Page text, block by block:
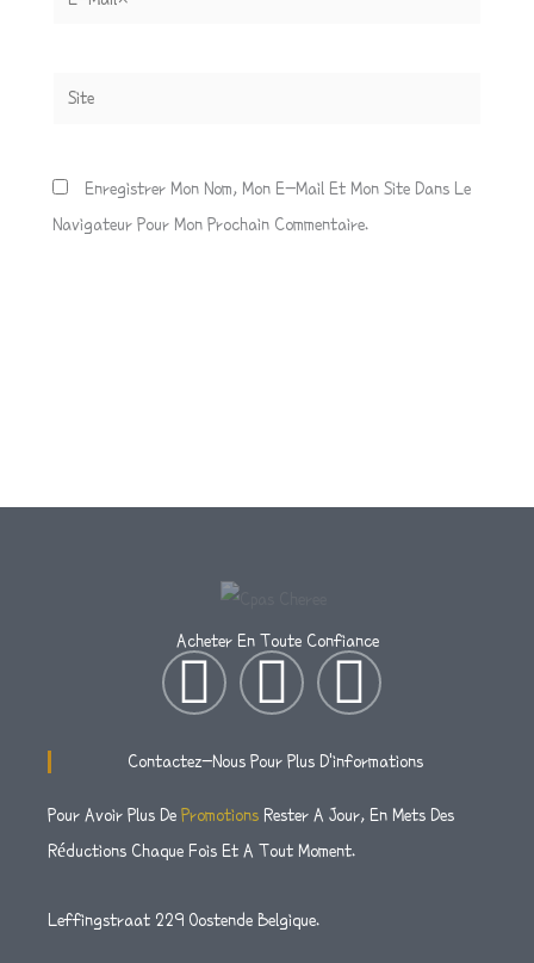
Site
Enregistrer Mon Nom, Mon E-Mail Et Mon Site Dans Le
Navigateur Pour Mon Prochain Commentaire.
Acheter En Toute Confiance
I
N
S
T
A
T
W
I
T
T
F
A
C
E
Contactez-Nous Pour Plus D'informations
Pour Avoir Plus De Promotions Rester A Jour, En Mets Des
Réductions Chaque Fois Et A Tout Moment.
Leffingstraat 229 Oostende Belgique.